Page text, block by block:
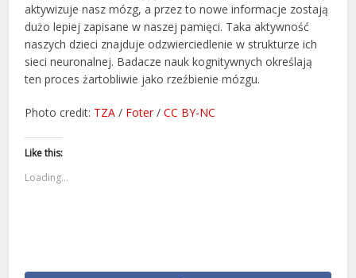
aktywizuje nasz mózg, a przez to nowe informacje zostają
dużo lepiej zapisane w naszej pamięci. Taka aktywność
naszych dzieci znajduje odzwierciedlenie w strukturze ich
sieci neuronalnej. Badacze nauk kognitywnych określają
ten proces żartobliwie jako rzeźbienie mózgu.
Photo credit: TZA / Foter/CC BY-NC
Like this:
Loading...